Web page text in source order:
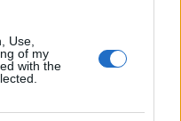
Use,
of my
with the